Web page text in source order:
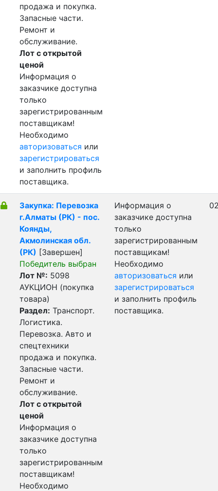
продажа и покупка.
Запасные части.
Ремонт и
обслуживание.
Лот с открытой
ценой
Информация о
заказчике доступна
только
зарегистрированным
поставщикам!
Необходимо
авторизоваться или
зарегистрироваться
и заполнить профиль
поставщика.
Закупка: Перевозка
г.Алматы (РК) - пос.
Коянды,
Акмолинская обл.
(РК) [Завершен]
Победитель выбран
Лот №: 5098
АУКЦИОН (покупка
товара)
Раздел: Транспорт.
Логистика.
Перевозка. Авто и
спецтехники
продажа и покупка.
Запасные части.
Ремонт и
обслуживание.
Лот с открытой
ценой
Информация о
заказчике доступна
только
зарегистрированным
поставщикам!
Необходимо
Информация о
заказчике доступна
только
зарегистрированным
поставщикам!
Необходимо
авторизоваться или
зарегистрироваться
и заполнить профиль
поставщика.